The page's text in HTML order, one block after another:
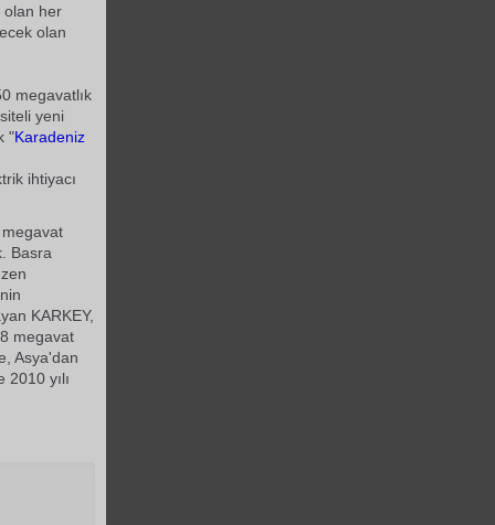
olan her
olan
megavatlık
yeni
"Karadeniz
ihtiyacı
Basra
KARKEY,
megavat
Asya'dan
2010 yılı